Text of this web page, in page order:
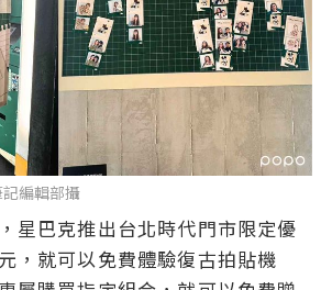
編輯部攝
星巴克推出台北時代門市限定優
，就可以免費體驗復古拍貼機